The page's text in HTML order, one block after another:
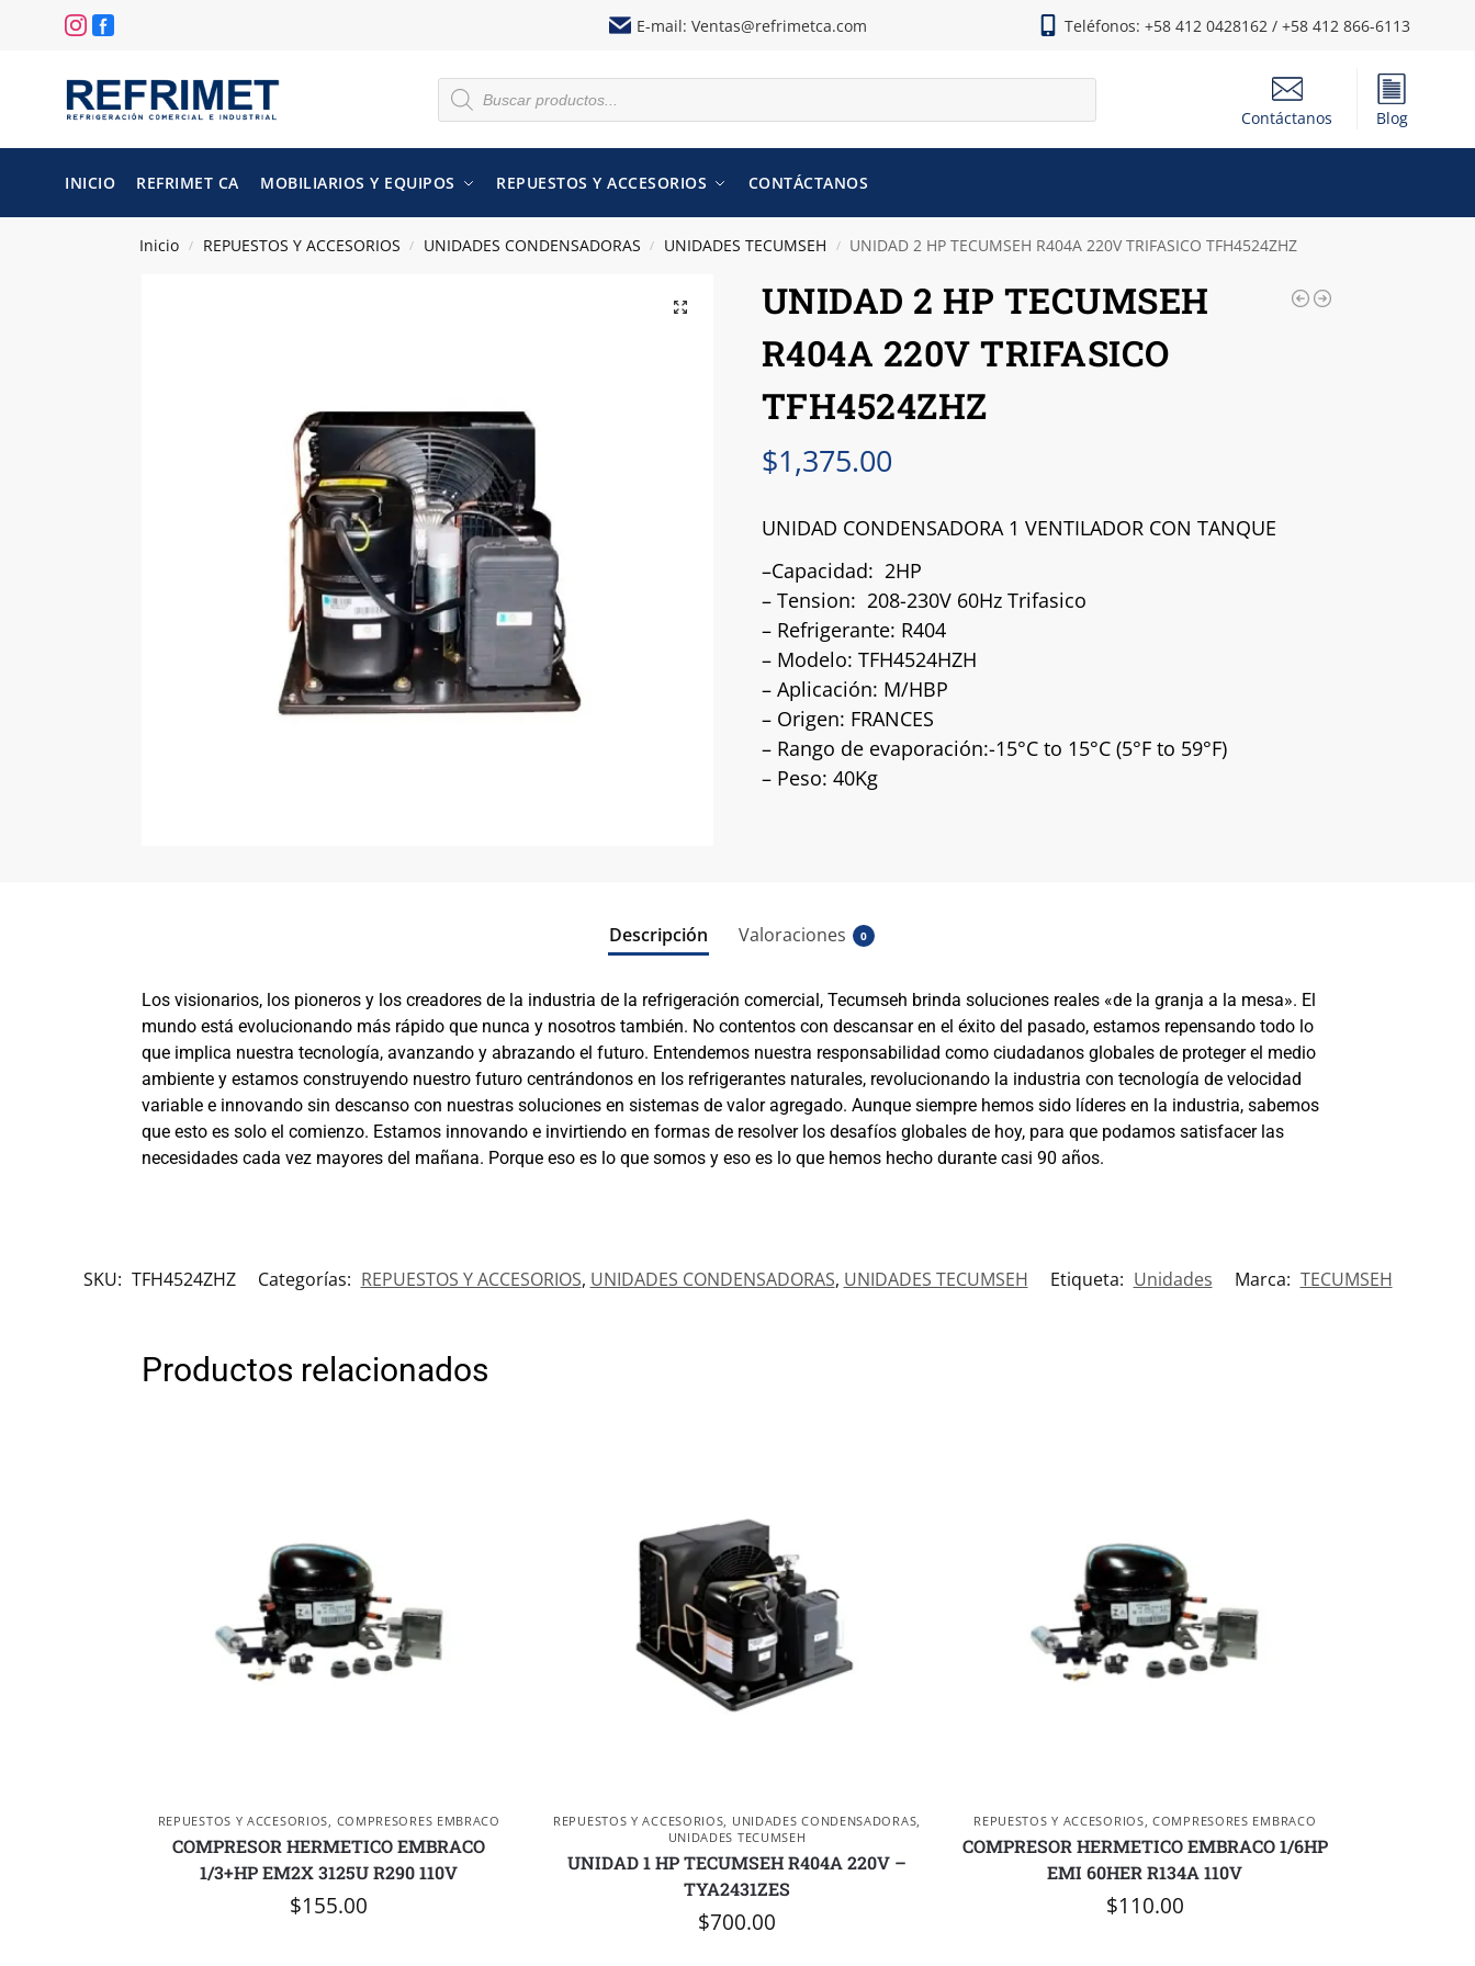
E-mail: Ventas@refrimetca.com Teléfonos: +58 412 0428162 / +58 412 866-6113
Contáctanos Blog
INICIO REFRIMET CA MOBILIARIOS Y EQUIPOS REPUESTOS Y ACCESORIOS CONTÁCTANOS
Inicio / REPUESTOS Y ACCESORIOS / UNIDADES CONDENSADORAS / UNIDADES TECUMSEH / UNIDAD 2 HP TECUMSEH R404A 220V TRIFASICO TFH4524ZHZ
UNIDAD 2 HP TECUMSEH
R404A 220V TRIFASICO
TFH4524ZHZ
$1,375.00
UNIDAD CONDENSADORA 1 VENTILADOR CON TANQUE
–Capacidad: 2HP
– Tension: 208-230V 60Hz Trifasico
– Refrigerante: R404
– Modelo: TFH4524HZH
– Aplicación: M/HBP
– Origen: FRANCES
– Rango de evaporación:-15°C to 15°C (5°F to 59°F)
– Peso: 40Kg
Descripción Valoraciones 0
Los visionarios, los pioneros y los creadores de la industria de la refrigeración comercial, Tecumseh brinda soluciones reales «de la granja a la mesa». El
mundo está evolucionando más rápido que nunca y nosotros también. No contentos con descansar en el éxito del pasado, estamos repensando todo lo
que implica nuestra tecnología, avanzando y abrazando el futuro. Entendemos nuestra responsabilidad como ciudadanos globales de proteger el medio
ambiente y estamos construyendo nuestro futuro centrándonos en los refrigerantes naturales, revolucionando la industria con tecnología de velocidad
variable e innovando sin descanso con nuestras soluciones en sistemas de valor agregado. Aunque siempre hemos sido líderes en la industria, sabemos
que esto es solo el comienzo. Estamos innovando e invirtiendo en formas de resolver los desafíos globales de hoy, para que podamos satisfacer las
necesidades cada vez mayores del mañana. Porque eso es lo que somos y eso es lo que hemos hecho durante casi 90 años.
SKU: TFH4524ZHZ Categorías: REPUESTOS Y ACCESORIOS, UNIDADES CONDENSADORAS, UNIDADES TECUMSEH Etiqueta: Unidades Marca: TECUMSEH
Productos relacionados
REPUESTOS Y ACCESORIOS, COMPRESORES EMBRACO
COMPRESOR HERMETICO EMBRACO
1/3+HP EM2X 3125U R290 110V
$155.00
REPUESTOS Y ACCESORIOS, UNIDADES CONDENSADORAS,
UNIDADES TECUMSEH
UNIDAD 1 HP TECUMSEH R404A 220V –
TYA2431ZES
$700.00
REPUESTOS Y ACCESORIOS,COMPRESORES EMBRACO
COMPRESOR HERMETICO EMBRACO 1/6HP
EMI 60HER R134A 110V
$110.00